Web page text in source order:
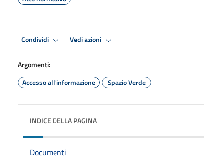
Condividi Vedi azioni
Argomenti:
Accesso all'informazione
Spazio Verde
INDICE DELLA PAGINA
Documenti